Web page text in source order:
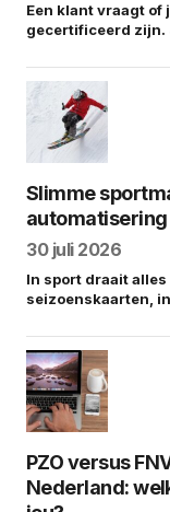
Een klant vraagt of
gecertificeerd zijn.
Slimme
automatisering
30 juli 2026
In sport draait
seizoenskaarten,
PZO versus
Nederland: